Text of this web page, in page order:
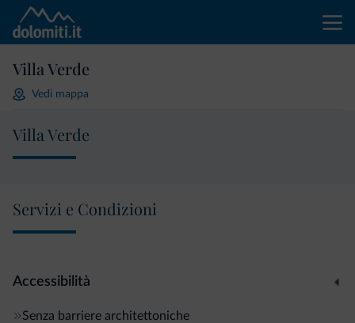
Villa Verde
Vedi mappa
Villa Verde
Servizi e Condizioni
Accessibilità
Senza barriere architettoniche